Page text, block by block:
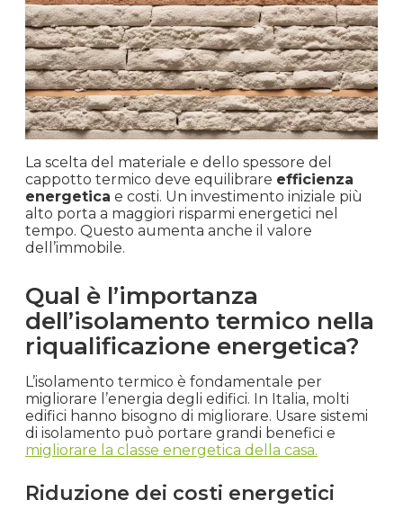
La scelta del materiale e dello spessore del
cappotto termico deve equilibrare efficienza
energetica e costi. Un investimento iniziale più
alto porta a maggiori risparmi energetici nel
tempo. Questo aumenta anche il valore
dell’immobile.
Qual è l’importanza
dell’isolamento termico nella
riqualificazione energetica?
L’isolamento termico è fondamentale per
migliorare l’energia degli edifici. In Italia, molti
edifici hanno bisogno di migliorare. Usare sistemi
di isolamento può portare grandi benefici e
migliorare la classe energetica della casa.
Riduzione dei costi energetici